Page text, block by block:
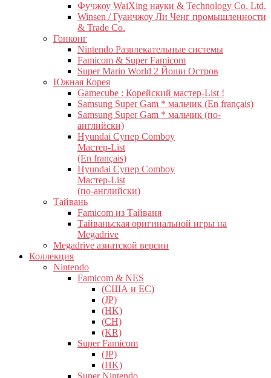
Фучжоу WaiXing науки & Technology Co. Ltd.
Winsen / Гуанчжоу Ли Ченг промышленности
& Trade Co.
Гонконг
Nintendo Развлекательные системы
Famicom & Super Famicom
Super Mario World 2 Йоши Остров
Южная Корея
Gamecube : Корейский мастер-List !
Samsung Super Gam * мальчик (En français)
Samsung Super Gam * мальчик (по-
английски)
Hyundai Супер Comboy
Мастер-List
(En français)
Hyundai Супер Comboy
Мастер-List
(по-английски)
Тайвань
Famicom из Тайваня
Тайваньская оригинальной игры на
Megadrive
Megadrive азиатской версии
Коллекция
Nintendo
Famicom & NES
(США и ЕС)
(JP)
(HK)
(CH)
(KR)
Super Famicom
(JP)
(HK)